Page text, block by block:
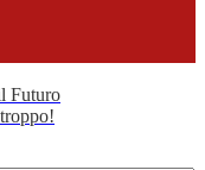
Futuro